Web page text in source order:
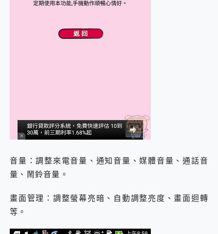
音量：調整來電音量、通知音量、媒體音量、通話音
量、鬧鈴音量。
畫面管理：調整螢幕亮暗、自動調整亮度、畫面迴轉
等。